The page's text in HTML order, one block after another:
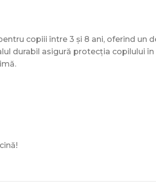
copiii între 3 și 8 ani, oferind
durabil asigură protecția copilului